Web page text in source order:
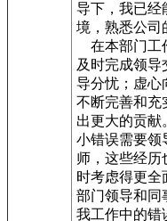
导下，我已经
境，熟悉公司
在本部门工
及时完成领导
导分忧；虚心
不断完善和充
出更大的贡献
小错误需要领
师，这些经历
时考虑得更全
部门领导和同
我工作中的错